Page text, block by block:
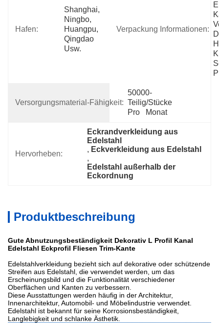
Hafen:
Shanghai,
Ningbo,
Huangpu,
Qingdao
Usw.
Verpackung Informationen:
Versorgungsmaterial-Fähigkeit:
50000-
Teilig/Stücke
Pro   Monat
Hervorheben:
Eckrandverkleidung aus
Edelstahl
, Eckverkleidung aus Edelstahl
,
Edelstahl außerhalb der
Eckordnung
Produktbeschreibung
Gute Abnutzungsbeständigkeit Dekorativ L Profil Kanal
Edelstahl Eckprofil Fliesen Trim-Kante
Edelstahlverkleidung bezieht sich auf dekorative oder schützende
Streifen aus Edelstahl, die verwendet werden, um das
Erscheinungsbild und die Funktionalität verschiedener
Oberflächen und Kanten zu verbessern.
Diese Ausstattungen werden häufig in der Architektur,
Innenarchitektur, Automobil- und Möbelindustrie verwendet.
Edelstahl ist bekannt für seine Korrosionsbeständigkeit,
Langlebigkeit und schlanke Ästhetik.